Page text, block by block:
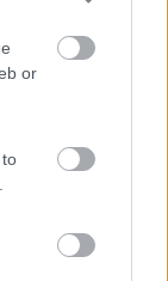
or
2015 12:20